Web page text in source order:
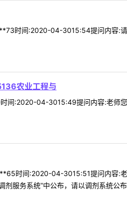
时间:2020-04-3015:54提问内容:
农业工程与
间:2020-04-3015:49提问内容:老师
时间:2020-04-3015:51提问内容:
剂服务系统”中公布，请以调剂系统公